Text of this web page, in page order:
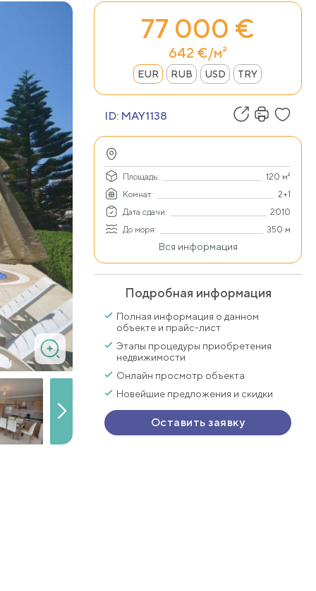
77 000 €
642 €/м²
EUR RUB USD TRY
ID: MAY1138
Площадь:
120 м²
Комнат:
2+1
Дата сдачи:
2010
До моря:
350 м
Вся информация
Подробная информация
Полная информация о данном
объекте и прайс-лист
Этапы процедуры приобретения
недвижимости
Онлайн просмотр объекта
Новейшие предложения и скидки
Оставить заявку